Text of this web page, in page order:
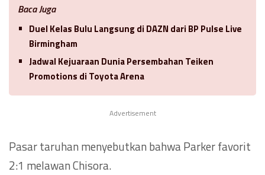
Baca Juga
Duel Kelas Bulu Langsung di DAZN dari BP Pulse Live
Birmingham
Jadwal Kejuaraan Dunia Persembahan Teiken
Promotions di Toyota Arena
Advertisement
Pasar taruhan menyebutkan bahwa Parker favorit
2:1 melawan Chisora.